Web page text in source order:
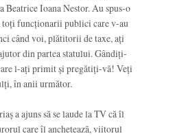
Beatrice Ioana Nestor. Au spus-o
toți funcționarii publici care v-au
când voi, plătitorii de taxe, ați
din partea statului. Gândiți-
l-ați primit și pregătiți-vă! Veți
în anii următor.
a ajuns să se laude la TV că îl
care îl anchetează, viitorul